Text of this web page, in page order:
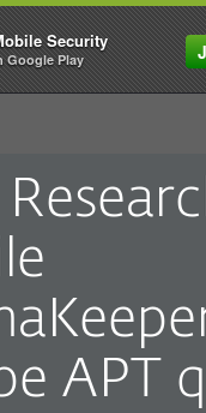
APT
Security
Google Play